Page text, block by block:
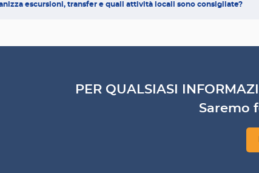
escursioni, transfer e quali attività locali sono consigliate?
PER QUALSIASI
Saremo